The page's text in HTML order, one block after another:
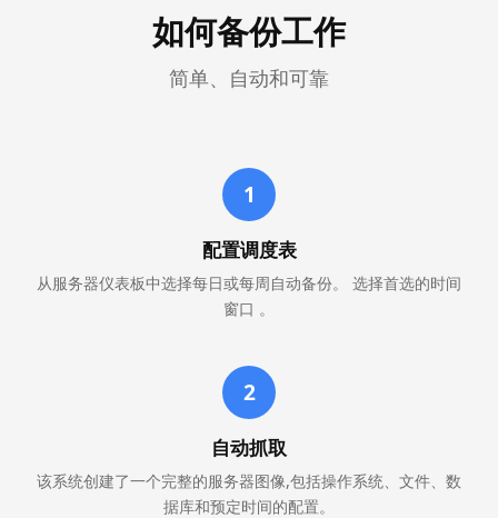
如何备份工作
简单、自动和可靠
1
配置调度表
从服务器仪表板中选择每日或每周自动备份。 选择首选的时间
窗口 。
2
自动抓取
该系统创建了一个完整的服务器图像,包括操作系统、文件、数
据库和预定时间的配置。